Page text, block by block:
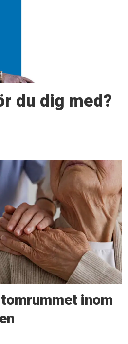
du dig med?
inom